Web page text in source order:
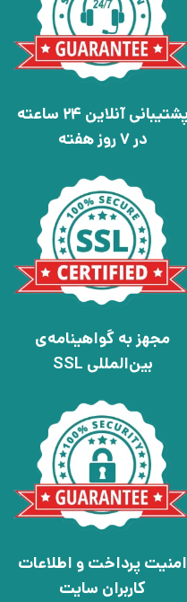
پشتیبانی آنلاین 24 ساعته
در 7 روز هفته
مجهز به گواهینامه‌ی
بین‌المللی SSL
امنیت پرداخت و اطلاعات
کاربران سایت